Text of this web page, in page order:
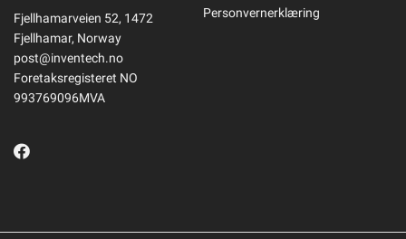
Fjellhamarveien 52, 1472
Fjellhamar, Norway
post@inventech.no
Foretaksregisteret NO
993769096MVA
Personvernerklæring